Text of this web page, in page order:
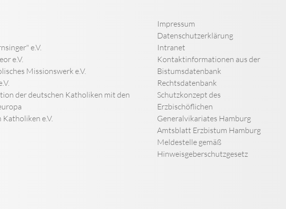
e.V.
e.V.
Missionswerk e.V.
der deutschen Katholiken mit den
e.V.
Impressum
Datenschutzerklärung
Intranet
Kontaktinformationen aus der
Bistumsdatenbank
Rechtsdatenbank
Schutzkonzept des
Erzbischöflichen
Generalvikariates Hamburg
Amtsblatt Erzbistum Hamburg
Meldestelle gemäß
Hinweisgeberschutzgesetz